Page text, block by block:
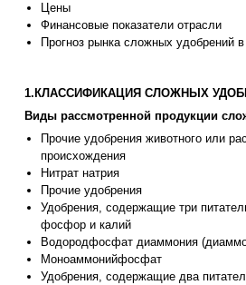
Цены
Финансовые показатели отрасли
Прогноз рынка сложных удобрений
1.КЛАССИФИКАЦИЯ СЛОЖНЫХ
Виды рассмотренной продукции
Прочие удобрения животного или
происхождения
Нитрат натрия
Прочие удобрения
Удобрения, содержащие три
фосфор и калий
Водородфосфат диаммония
Моноаммонийфосфат
Удобрения, содержащие два